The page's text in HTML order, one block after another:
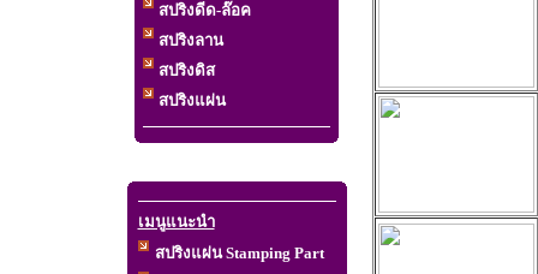
สปริงดีด-ล๊อค
สปริงลาน
สปริงดิส
สปริงแผ่น
เมนูแนะนำ
สปริงแผ่น Stamping Part